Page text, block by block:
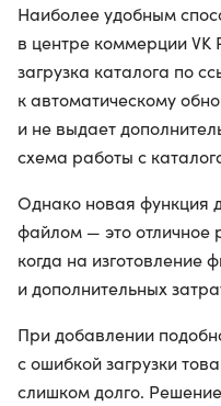
Наиболее удобным
в центре коммерции VK
загрузка каталога по
к автоматическому
и не выдает
схема работы с
Однако новая функция
файлом — это отличное
когда на изготовление
и дополнительных
При добавлении
с ошибкой загрузки
слишком долго.